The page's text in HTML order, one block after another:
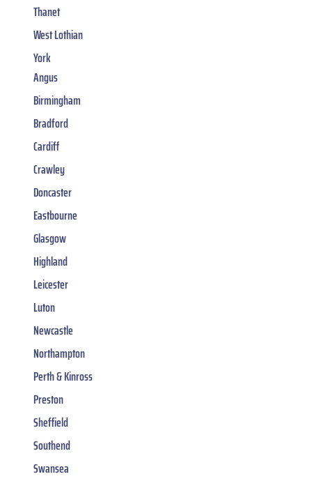
Thanet
West Lothian
York
Angus
Birmingham
Bradford
Cardiff
Crawley
Doncaster
Eastbourne
Glasgow
Highland
Leicester
Luton
Newcastle
Northampton
Perth & Kinross
Preston
Sheffield
Southend
Swansea